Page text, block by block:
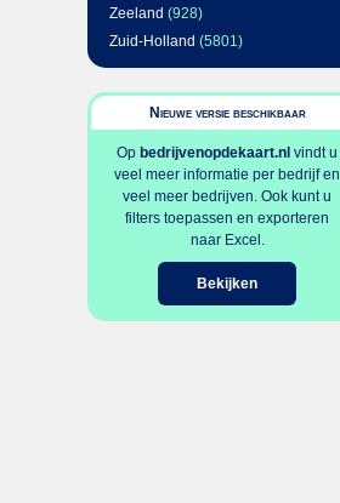
Zeeland (928)
Zuid-Holland (5801)
Nieuwe versie beschikbaar
Op bedrijvenopdekaart.nl vindt u
veel meer informatie per bedrijf en
veel meer bedrijven. Ook kunt u
filters toepassen en exporteren
naar Excel.
Bekijken